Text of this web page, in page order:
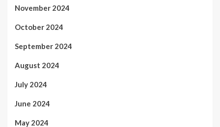
November 2024
October 2024
September 2024
August 2024
July 2024
June 2024
May 2024